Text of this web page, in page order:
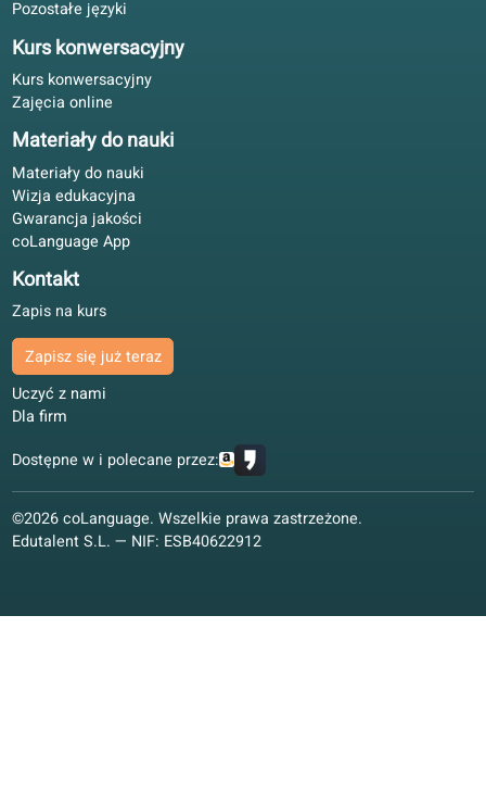
Gwarancja jakości
Hiszpański
Język niderlandzki
Francuski
Włoski
Niemiecki
Polski
Pozostałe języki
Kurs konwersacyjny
Kurs konwersacyjny
Zajęcia online
Materiały do nauki
Materiały do nauki
Wizja edukacyjna
Gwarancja jakości
coLanguage App
Kontakt
Zapis na kurs
Uczyć z nami